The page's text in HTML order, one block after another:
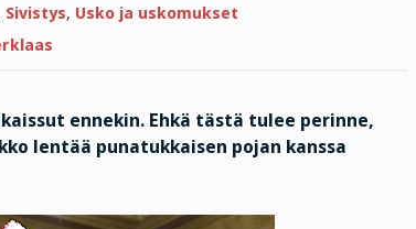
–
Suomessa
laittomasti
ja
Sivistys, Usko ja uskomukset
ennekin. Ehkä tästä tulee perinne,
lentää punatukkaisen pojan kanssa